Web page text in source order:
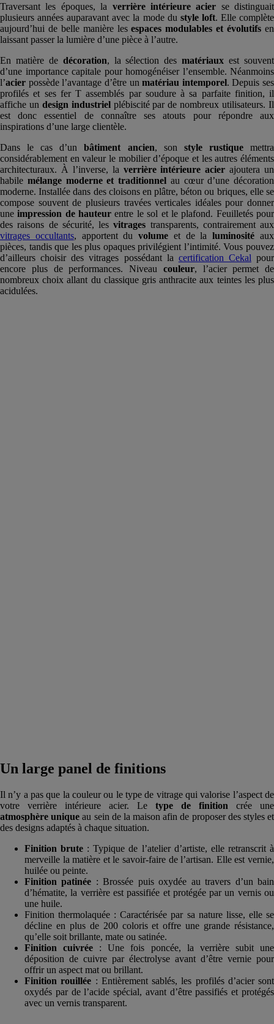
Traversant les époques, la verrière intérieure acier se distinguait
plusieurs années auparavant avec la mode du style loft. Elle complète
aujourd’hui de belle manière lesespaces modulables et évolutifs en
laissant passer la lumière d’une pièce à l’autre.
En matière de décoration, la sélection desmatériaux est souvent
d’une importance capitale pour homogénéiser l’ensemble. Néanmoins
l’acier possède l’avantage d’être unmatériau intemporel. Depuis ses
profilés et ses fer T assemblés par soudure à sa parfaite finition, il
affiche un design industrielplébiscité par de nombreux utilisateurs. Il
est donc essentiel de connaître ses atouts pour répondre aux
inspirations d’une large clientèle.
Dans le cas d’unbâtiment ancien, son style rustiquemettra
considérablement en valeur le mobilier d’époque et les autres éléments
architecturaux. À l’inverse, la verrière intérieure acier ajoutera un
habile mélange moderne et traditionnel au cœur d’une décoration
moderne. Installée dans des cloisons en plâtre, béton ou briques, elle se
compose souvent de plusieurs travées verticales idéales pour donner
une impression de hauteur entre le sol et le plafond. Feuilletés pour
des raisons de sécurité, lesvitrages transparents, contrairement aux
vitrages occultants, apportent duvolume et de laluminosité aux
pièces, tandis que les plus opaques privilégient l’intimité. Vous pouvez
d’ailleurs choisir des vitrages possédant la certification Cekal pour
encore plus de performances. Niveau couleur, l’acier permet de
nombreux choix allant du classique gris anthracite aux teintes les plus
acidulées.
Un large panel de finitions
Il n’y a pas que la couleur ou le type de vitrage qui valorise l’aspect de
votre verrière intérieure acier. Le type de finition crée une
atmosphère unique au sein de la maison afin de proposer des styles et
des designs adaptés à chaque situation.
Finition brute : Typique de l’atelier d’artiste, elle retranscrit à
merveille la matière et le savoir-faire de l’artisan. Elle est vernie,
huilée ou peinte.
Finition patinée : Brossée puis oxydée au travers d’un bain
d’hématite, la verrière est passifiée et protégée par un vernis ou
une huile.
Finition thermolaquée : Caractérisée par sa nature lisse, elle se
décline en plus de 200 coloris et offre une grande résistance,
qu’elle soit brillante, mate ou satinée.
Finition cuivrée : Une fois poncée, la verrière subit une
déposition de cuivre par électrolyse avant d’être vernie pour
offrir un aspect mat ou brillant.
Finition rouillée : Entièrement sablés, les profilés d’acier sont
oxydés par de l’acide spécial, avant d’être passifiés et protégés
avec un vernis transparent.